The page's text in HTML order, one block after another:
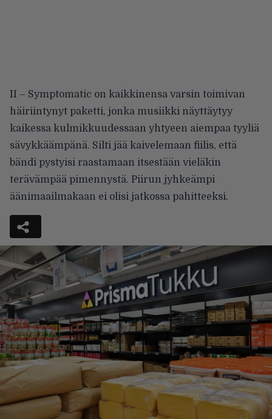
II – Symptomatic on kaikkinensa varsin toimivan
häiriintynyt paketti, jonka musiikki näyttäytyy
kaikessa kulmikkuudessaan yhtyeen aiempaa tyyliä
sävykkäämpänä. Silti jää kaivelemaan fiilis, että
bändi pystyisi raastamaan itsestään vieläkin
terävämpää pimennystä. Piirun jyhkeämpi
äänimaailmakaan ei olisi jatkossa pahitteeksi.